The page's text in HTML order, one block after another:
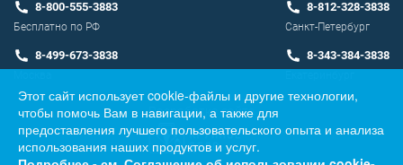
8-800-555-3883
Бесплатно по РФ
8-812-328-3838
Санкт-Петербург
8-499-673-3838 8-343-384-3838
Разработка сайта
Этот сайт использует cookie-файлы и другие технологии,
чтобы помочь Вам в навигации, а также для
предоставления лучшего пользовательского опыта и анализа
использования наших продуктов и услуг.